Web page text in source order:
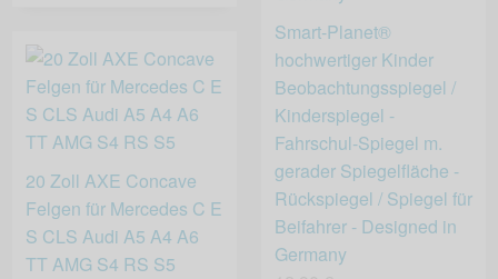
Smart-Planet®
hochwertiger Kinder
Beobachtungsspiegel /
Kinderspiegel -
Fahrschul-Spiegel m.
gerader Spiegelfläche -
Rückspiegel / Spiegel für
Beifahrer - Designed in
Germany
20 Zoll AXE Concave
Felgen für Mercedes C E
S CLS Audi A5 A4 A6
TT AMG S4 RS S5